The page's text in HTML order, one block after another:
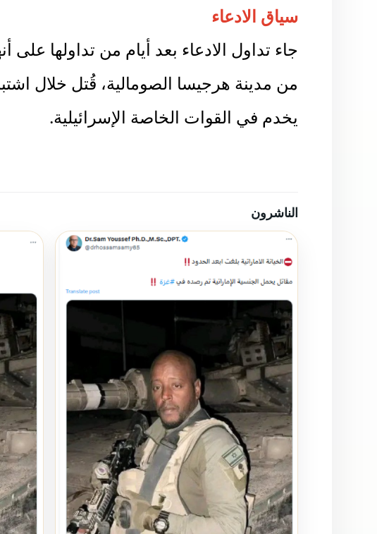
سياق الادعاء
جاء تداول الادعاء بعد أيام من تداولها
من مدينة هرجيسا الصومالية، قُتل خلال
يخدم في القوات الخاصة الإسرائيلية.
الناشرون